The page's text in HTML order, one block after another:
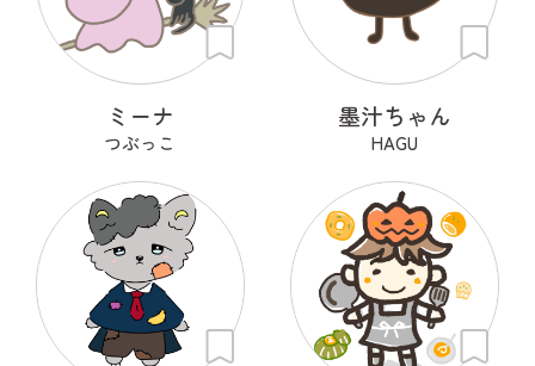
ミーナ
つぶっこ
墨汁ちゃん
HAGU